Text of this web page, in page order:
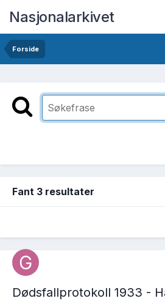
Nasjonalarkivet
Forside
Fant 3 resultater
Dødsfallprotokoll 1933 -